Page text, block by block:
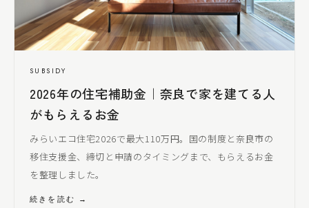
SUBSIDY
2026年の住宅補助金｜奈良で家を建てる人
がもらえるお金
みらいエコ住宅2026で最大110万円。国の制度と奈良市の
移住支援金、締切と申請のタイミングまで、もらえるお金
を整理しました。
続きを読む →